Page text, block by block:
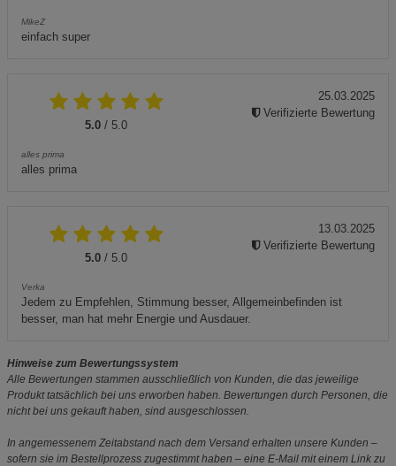
MikeZ
einfach super
5.0 / 5.0
alles prima
alles prima
25.03.2025
Verifizierte Bewertung
5.0 / 5.0
Verka
Jedem zu Empfehlen, Stimmung besser, Allgemeinbefinden ist
besser, man hat mehr Energie und Ausdauer.
13.03.2025
Verifizierte Bewertung
Hinweise zum Bewertungssystem
Alle Bewertungen stammen ausschließlich von Kunden, die das jeweilige
Produkt tatsächlich bei uns erworben haben. Bewertungen durch Personen, die
nicht bei uns gekauft haben, sind ausgeschlossen.
In angemessenem Zeitabstand nach dem Versand erhalten unsere Kunden –
sofern sie im Bestellprozess zugestimmt haben – eine E-Mail mit einem Link zu